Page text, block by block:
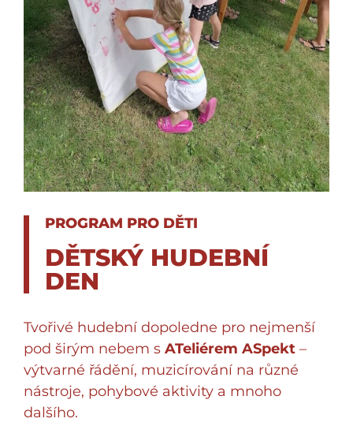
PROGRAM PRO DĚTI
DĚTSKÝ HUDEBNÍ
DEN
Tvořivé hudební dopoledne pro nejmenší
pod širým nebem s ATeliérem ASpekt –
výtvarné řádění, muzicírování na různé
nástroje, pohybové aktivity a mnoho
dalšího.